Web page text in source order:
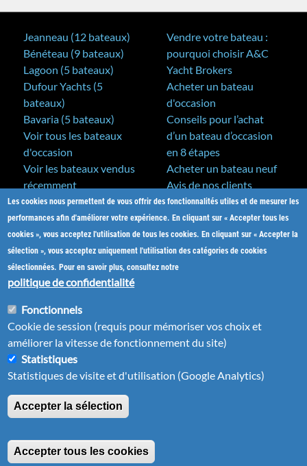
Les cookies nous permettent de vous offrir des fonctionnalités utiles et de mesurer les
performances afin d'améliorer votre expérience. En cliquant sur « Accepter tous les
cookies », vous acceptez l'utilisation de tous les cookies. En cliquant sur « Accepter la
sélection », vous acceptez uniquement l'utilisation des catégories de cookies
sélectionnées. Pour en savoir plus, consultez notre
politique de confidentialité
Fonctionnels
Cookie de session (requis pour mémoriser vos choix et
améliorer la vitesse de fonctionnement du site)
Statistiques
Statistiques de visite et d'utilisation (Google Analytics)
Accepter la sélection
Accepter tous les cookies
Jeanneau (12 bateaux)
Bénéteau (9 bateaux)
Lagoon (5 bateaux)
Dufour Yachts (5
bateaux)
Bavaria (5 bateaux)
Voir tous les bateaux
d'occasion
Voir les bateaux vendus
récemment
Vendre votre bateau :
pourquoi choisir A&C
Yacht Brokers
Acheter un bateau
d'occasion
Conseils pour l’achat
d’un bateau d’occasion
en 8 étapes
Acheter un bateau neuf
Avis de nos clients
A&C Yacht Brokers
Actualités
Salons nautiques
Notre métier
L'équipe
Plan du site
Nous contacter
Bateaux neufs
Tous droits réservés
Site web réalisé en Martinique